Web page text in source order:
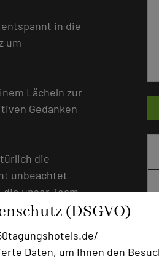
(DSGVO)
Daten, um Ihnen den
in die
um
Lächeln zur
Gedanken
die
unbeachtet
unser Team
nach Ihren